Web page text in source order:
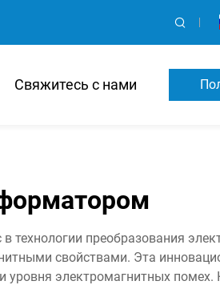
Свяжитесь с нами
технологии преобразования
свойствами. Эта
электромагнитных помех.